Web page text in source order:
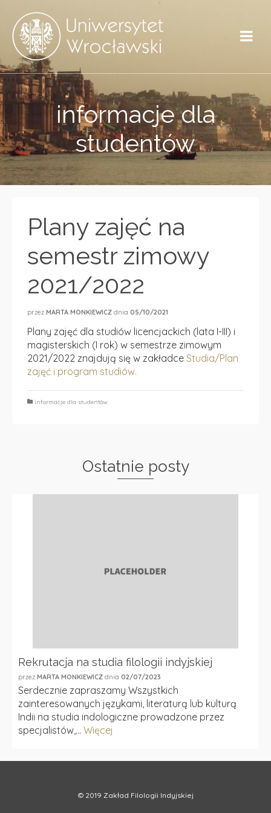
informacje dla
studentów
Plany zajęć na
semestr zimowy
2021/2022
przez MARTA MONKIEWICZ dnia 05/10/2021
Plany zajęć dla studiów licencjackich (lata I-III) i
magisterskich (I rok) w semestrze zimowym
2021/2022 znajdują się w zakładce Studia/Plan
zajęć i program studiów.
informacje dla studentów
Ostatnie posty
Rekrutacja na studia filologii indyjskiej
przez MARTA MONKIEWICZ dnia 02/07/2023
Serdecznie zapraszamy Wszystkich
zainteresowanych językami, literaturą lub kulturą
Indii na studia indologiczne prowadzone przez
specjalistów,... Więcej
© 2019 Zakład Filologii Indyjskiej